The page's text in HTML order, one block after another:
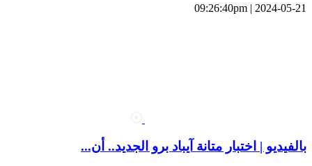
2024-05-21 | 09:26:40pm
بالفيديو | اختبار متانة آيباد برو الجديد.. أن...